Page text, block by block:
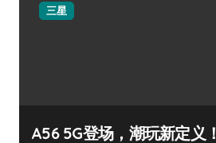
三星
A56 5G登场，潮玩新定义！